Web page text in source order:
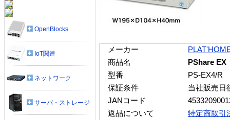
メーカー
商品名
PShare EX
型番
PS-EX4/R
保証条件
当社販売日
JANコード
返品について
特定商取引
OpenBlocks
IoT関連
ネットワーク
サーバ・ストレージ